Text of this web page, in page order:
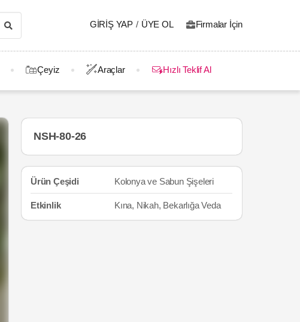
GIRIŞ YAP / ÜYE OL Firmalar İçin
Çeyiz Araçlar Hızlı Teklif Al
NSH-80-26
Ürün Çeşidi Kolonya ve Sabun Şişeleri
Etkinlik Kına, Nikah, Bekarlığa Veda